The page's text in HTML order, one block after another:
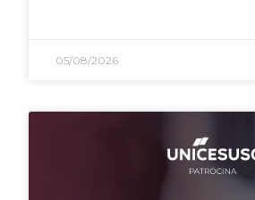
05/08/2026